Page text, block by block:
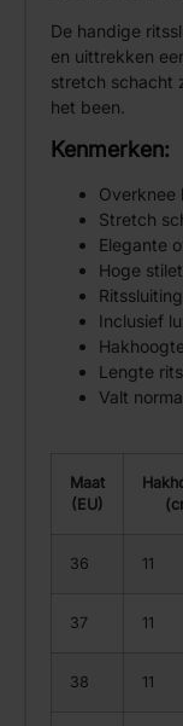
De handige
en uittrekken
stretch schacht
het been.
Kenmerken:
Overknee
Stretch
Elegante
Hoge
Inclusief
Lengte
Valt
Maat
(EU)
36 11
37 11
38 11